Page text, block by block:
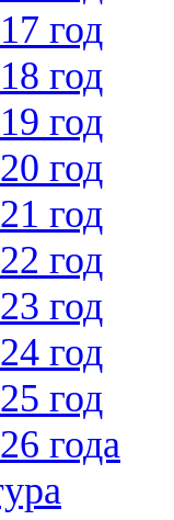
год
год
год
год
год
год
год
год
год
года